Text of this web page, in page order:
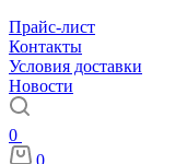
Прайс-лист
Контакты
Условия доставки
Новости
0
0